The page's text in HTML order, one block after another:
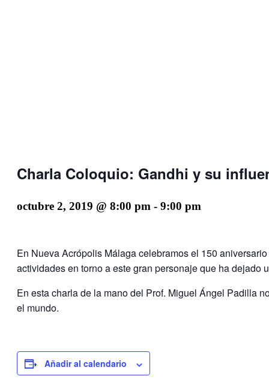
Charla Coloquio: Gandhi y su
octubre 2, 2019 @ 8:00 pm - 9:00 pm
En Nueva Acrópolis Málaga celebramos el 150
actividades en torno a este gran personaje que ha dejado
En esta charla de la mano del Prof. Miguel Ángel Padilla
el mundo.
Añadir al calendario